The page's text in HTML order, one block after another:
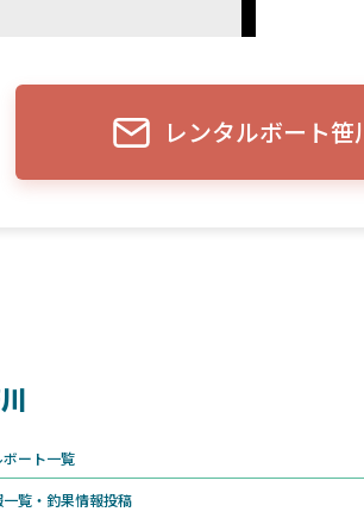
レンタルボート
ート一覧
覧・釣果情報投稿